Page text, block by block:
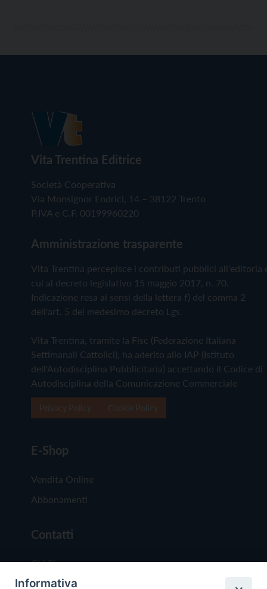
Vita Trentina Editrice
Società Cooperativa
Via Monsignor Endrici, 14 – 38122 Trento
P.IVA e C.F. 00199960220
Amministrazione trasparente
Vita Trentina percepisce i contributi pubblici all'editoria
cui al decreto legislativo 15 maggio 2017, n. 70.
Indicazione resa ai sensi della lettera f) del comma 2
dell'art. 5 del medesimo decreto Lgs.
Vita Trentina, tramite la Fisc (Federazione Italiana
Settimanali Cattolici), ha aderito allo IAP (Istituto
dell'Autodisciplina Pubblicitaria) accettando il Codice di
Autodisciplina della Comunicazione Commerciale
E-Shop
Vendita Online
Abbonamenti
Contatti
Chi Siamo
Redazione
Informativa